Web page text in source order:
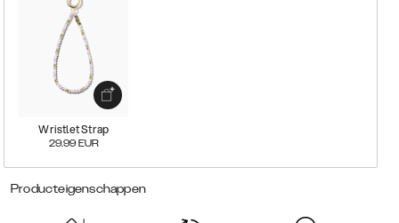
Wristlet Strap
29.99 EUR
Producteigenschappen